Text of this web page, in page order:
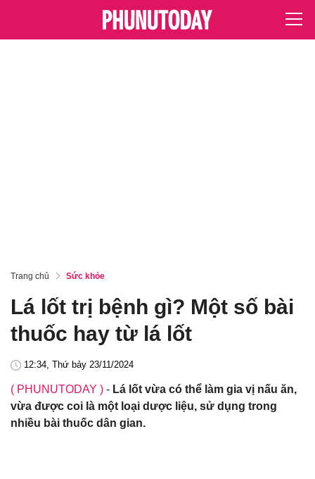
Trang chủ Sức khỏe
Lá lốt trị bệnh gì? Một số bài
thuốc hay từ lá lốt
12:34, Thứ bảy 23/11/2024
( PHUNUTODAY ) - Lá lốt vừa có thể làm gia vị nấu ăn,
vừa được coi là một loại dược liệu, sử dụng trong
nhiều bài thuốc dân gian.